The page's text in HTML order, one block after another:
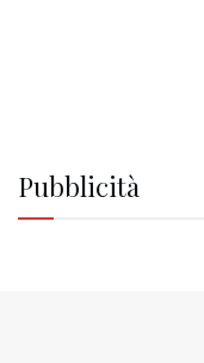
Pubblicità